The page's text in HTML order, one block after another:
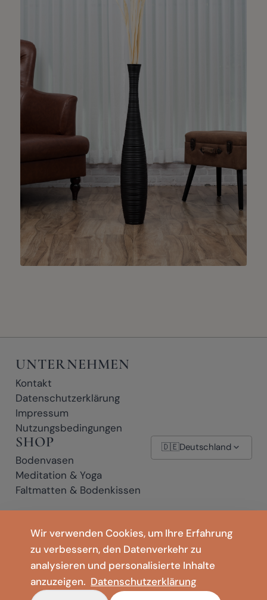
Wir verwenden Cookies, um Ihre Erfahrung
zu verbessern, den Datenverkehr zu
analysieren und personalisierte Inhalte
anzuzeigen. Datenschutzerklärung
UNTERNEHMEN
Kontakt
Datenschutzerklärung
Impressum
Nutzungsbedingungen
SHOP
Bodenvasen
Meditation & Yoga
Faltmatten & Bodenkissen
🇩🇪Deutschland
* Affiliate-Links: Wenn Sie auf einen mit * gekennzeichneten Link klicken
und einen Kauf abschließen, erhalten wir möglicherweise eine kleine
Provision – ohne zusätzliche Kosten für Sie.
Leewadee